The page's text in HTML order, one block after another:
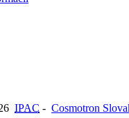
IPAC - Cosmotron